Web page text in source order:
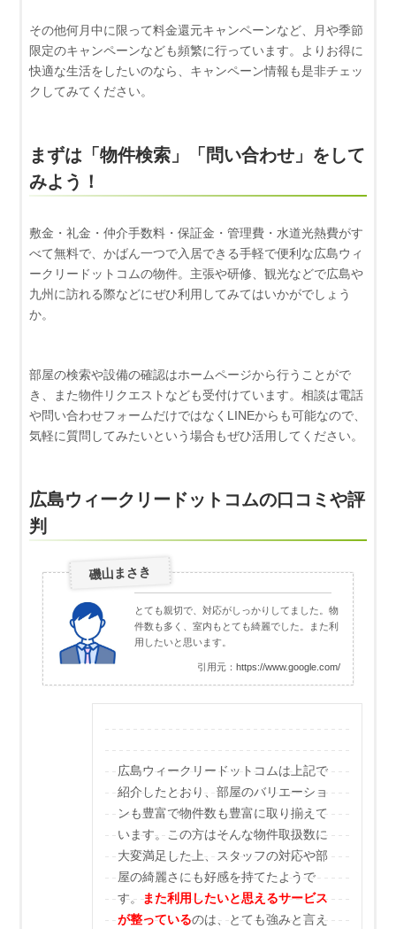
その他何月中に限って料金還元キャンペーンなど、月や季節
限定のキャンペーンなども頻繁に行っています。よりお得に
快適な生活をしたいのなら、キャンペーン情報も是非チェッ
クしてみてください。
まずは「物件検索」「問い合わせ」をして
みよう！
敷金・礼金・仲介手数料・保証金・管理費・水道光熱費がす
べて無料で、かばん一つで入居できる手軽で便利な広島ウィ
ークリードットコムの物件。主張や研修、観光などで広島や
九州に訪れる際などにぜひ利用してみてはいかがでしょう
か。
部屋の検索や設備の確認はホームページから行うことがで
き、また物件リクエストなども受付けています。相談は電話
や問い合わせフォームだけではなくLINEからも可能なので、
気軽に質問してみたいという場合もぜひ活用してください。
広島ウィークリードットコムの口コミや評
判
磯山まさき
とても親切で、対応がしっかりしてました。物
件数も多く、室内もとても綺麗でした。また利
用したいと思います。
引用元： https://www.google.com/
広島ウィークリードットコムは上記で
紹介したとおり、部屋のバリエーショ
ンも豊富で物件数も豊富に取り揃えて
います。この方はそんな物件取扱数に
大変満足した上、スタッフの対応や部
屋の綺麗さにも好感を持てたようで
す。また利用したいと思えるサービス
が整っているのは、とても強みと言え